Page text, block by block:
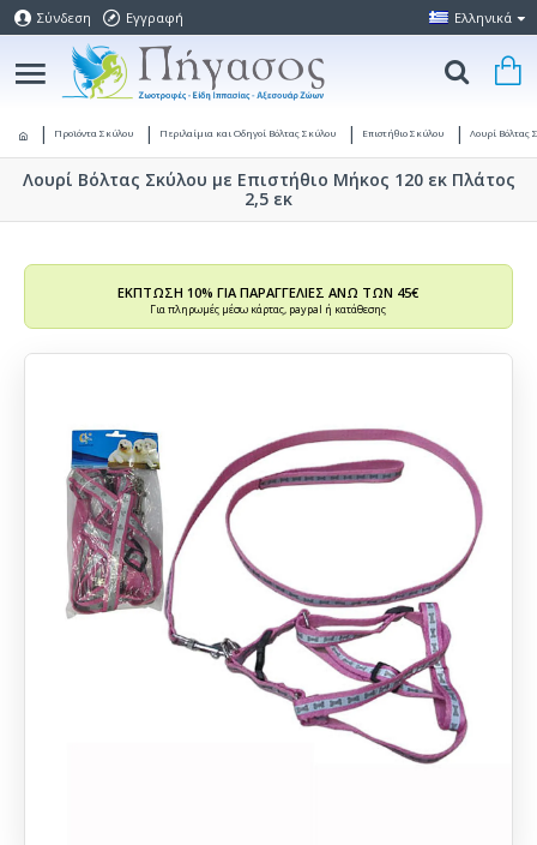
Σύνδεση Εγγραφή Ελληνικά
Προϊόντα Σκύλου Περιλαίμια και Οδηγοί Βόλτας Σκύλου Επιστήθιο Σκύλου Λουρί Βόλτας
Λουρί Βόλτας Σκύλου με Επιστήθιο Μήκος 120 εκ Πλάτος
2,5 εκ
ΕΚΠΤΩΣΗ 10% ΓΙΑ ΠΑΡΑΓΓΕΛΙΕΣ ΑΝΩ ΤΩΝ 45€
Για πληρωμές μέσω κάρτας, paypal ή κατάθεσης